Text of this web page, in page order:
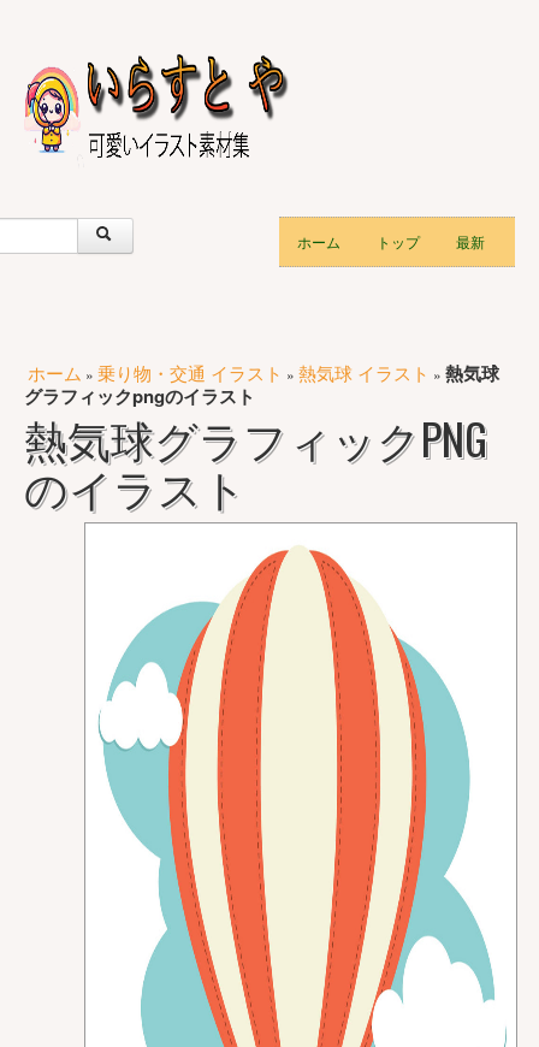
ホーム トップ 最新
ホーム » 乗り物・交通 イラスト » 熱気球 イラスト » 熱気球
グラフィックpngのイラスト
熱気球グラフィックPNG
のイラスト